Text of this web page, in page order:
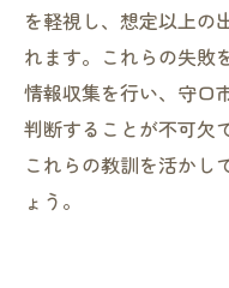
を軽視し、想定以上の
れます。これらの失敗
情報収集を行い、守口
判断することが不可欠
これらの教訓を活かし
ょう。